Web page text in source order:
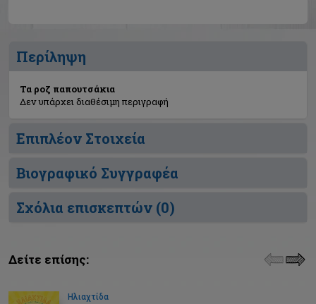
Περίληψη
Τα ροζ παπουτσάκια
Δεν υπάρχει διαθέσιμη περιγραφή
Επιπλέον Στοιχεία
Βιογραφικό Συγγραφέα
Σχόλια επισκεπτών (0)
Δείτε επίσης:
Ηλιαχτίδα